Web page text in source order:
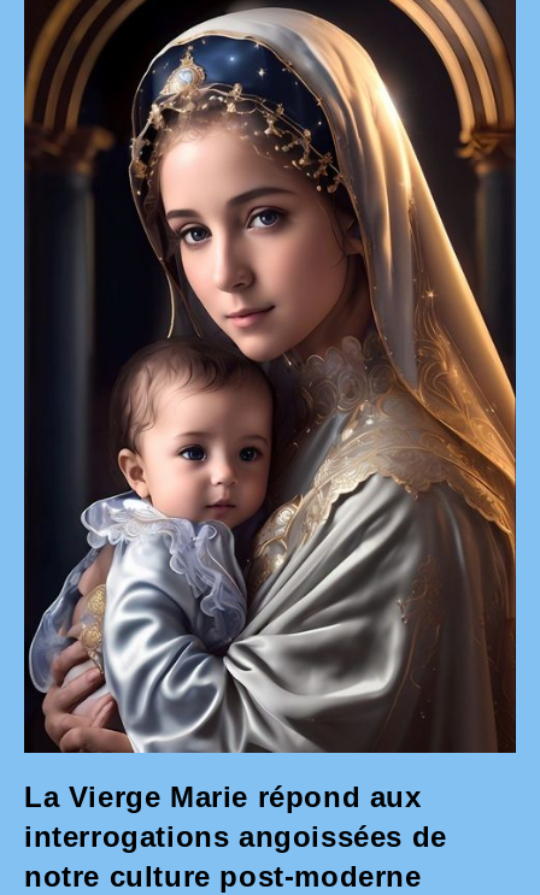
Secret
Admirable
Du
Très
Saint
Rosaire
–
48e
Rosaire
Avec
Persévérance
La Vierge Marie répond aux
interrogations angoissées de
notre culture post-moderne